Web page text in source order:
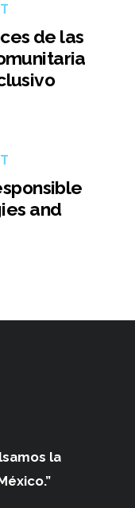
de las
and
la